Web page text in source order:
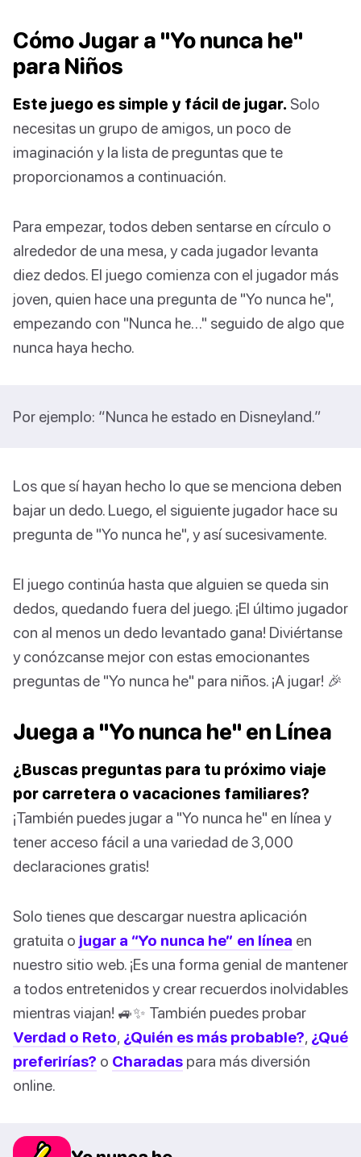
Cómo Jugar a "Yo nunca he"
para Niños
Este juego es simple y fácil de jugar. Solo
necesitas un grupo de amigos, un poco de
imaginación y la lista de preguntas que te
proporcionamos a continuación.
Para empezar, todos deben sentarse en círculo o
alrededor de una mesa, y cada jugador levanta
diez dedos. El juego comienza con el jugador más
joven, quien hace una pregunta de "Yo nunca he",
empezando con "Nunca he…" seguido de algo que
nunca haya hecho.
Por ejemplo: “Nunca he estado en Disneyland.”
Los que sí hayan hecho lo que se menciona deben
bajar un dedo. Luego, el siguiente jugador hace su
pregunta de "Yo nunca he", y así sucesivamente.
El juego continúa hasta que alguien se queda sin
dedos, quedando fuera del juego. ¡El último jugador
con al menos un dedo levantado gana! Diviértanse
y conózcanse mejor con estas emocionantes
preguntas de "Yo nunca he" para niños. ¡A jugar! 🎉
Juega a "Yo nunca he" en Línea
¿Buscas preguntas para tu próximo viaje
por carretera o vacaciones familiares?
¡También puedes jugar a "Yo nunca he" en línea y
tener acceso fácil a una variedad de 3,000
declaraciones gratis!
Solo tienes que descargar nuestra aplicación
gratuita o jugar a “Yo nunca he” en línea en
nuestro sitio web. ¡Es una forma genial de mantener
a todos entretenidos y crear recuerdos inolvidables
mientras viajan! 🚙✨ También puedes probar
Verdad o Reto, ¿Quién es más probable?, ¿Qué
preferirías? o Charadas para más diversión
online.